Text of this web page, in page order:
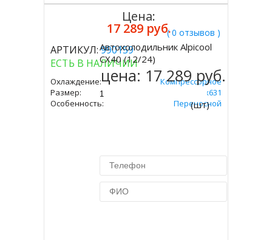
( 0 отзывов )
АРТИКУЛ:990159
ЕСТЬ В НАЛИЧИИ
Охлаждение:
Компрессорное
Размер:
480х378х631
Особенность:
Переносной
Цена:
17 289 руб.
Купить
Автохолодильник Alpicool
CX40 (12/24)
цена: 17 289 руб.
(шт)